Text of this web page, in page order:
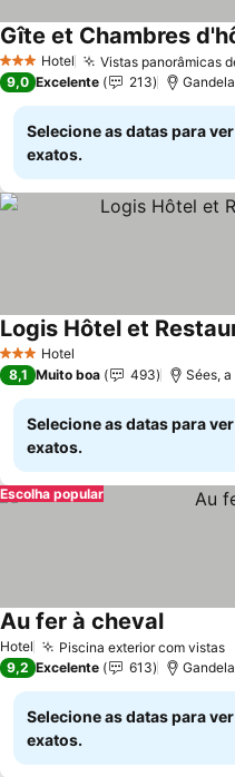
3 EstrelasHotel Vistas panorâmicas
Gîte et Chambres
9,0 Excelente 213
Selecione as datas para
exatos.
3 EstrelasHotel
Logis Hôtel et
8,1 Muito boa 493 Sées,
Selecione as datas para
exatos.
Escolha popular
Hotel Piscina exterior com vistas
Au fer à chevalVer
9,2 Excelente 613
Selecione as datas para
exatos.